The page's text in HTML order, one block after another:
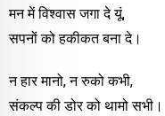
मन में विश्वास जगा दे यूं,
सपनों को हकीकत बना दे।
न हार मानो, न रुको कभी,
संकल्प की डोर को थामो सभी।